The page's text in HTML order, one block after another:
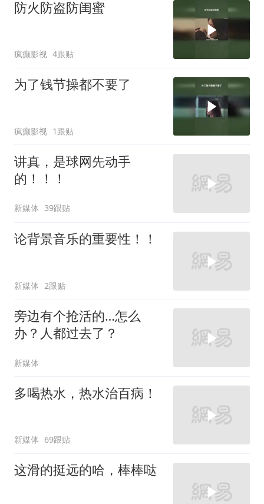
防火防盗防闺蜜
疯癫影视 4跟贴
为了钱节操都不要了
疯癫影视 1跟贴
讲真，是球网先动手
的！！！
新媒体 39跟贴
论背景音乐的重要性！！
新媒体 2跟贴
旁边有个抢活的…怎么
办？人都过去了？
新媒体
多喝热水，热水治百病！
新媒体 69跟贴
这滑的挺远的哈，棒棒哒